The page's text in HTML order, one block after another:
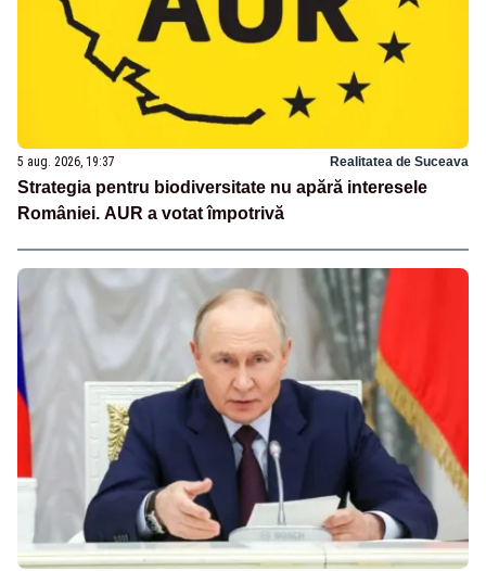
5 aug. 2026, 19:37 Realitatea de Suceava
Strategia pentru biodiversitate nu apără interesele
României. AUR a votat împotrivă